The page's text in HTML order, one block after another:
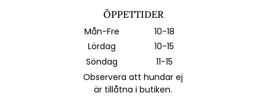
ÖPPETTIDER
Mån-Fre
10-18
Lördag
10-15
Söndag
11-15
Observera att hundar ej
är tillåtna i butiken.